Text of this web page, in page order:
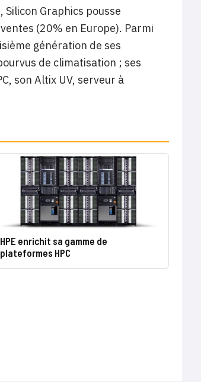
Graphics pousse
(20% en Europe). Parmi
génération de ses
de climatisation ; ses
son Altix UV, serveur à
HPE enrichit sa gamme de
plateformes HPC